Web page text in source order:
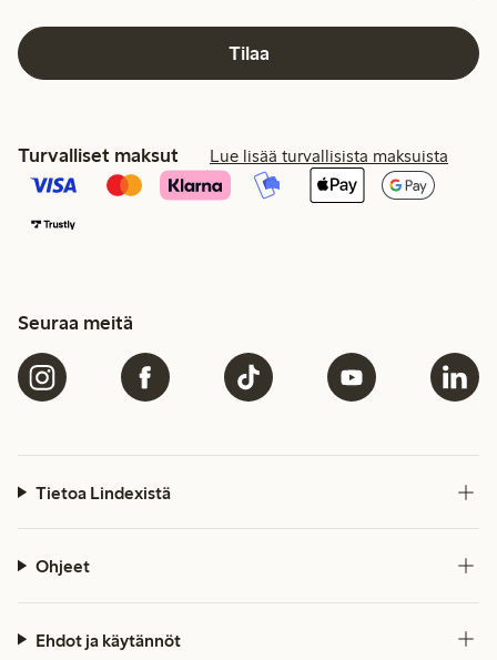
Tilaa
Turvalliset maksut Lue lisää turvallisista maksuista
Seuraa meitä
Tietoa Lindexistä
Ohjeet
Ehdot ja käytännöt